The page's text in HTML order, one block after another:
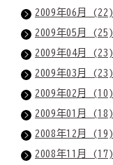
2009年06月 (22)
2009年05月 (25)
2009年04月 (23)
2009年03月 (23)
2009年02月 (10)
2009年01月 (18)
2008年12月 (19)
2008年11月 (17)